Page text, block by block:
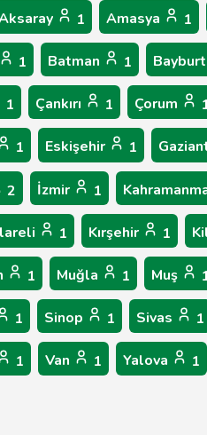
1 Amasya 1
1 Batman 1 Bayburt
1 Çankırı 1 Çorum
1 Eskişehir 1
2 İzmir 1
1 Kırşehir 1
1 Muğla 1 Muş
1 Sinop 1 Sivas 1
1 Van 1 Yalova 1